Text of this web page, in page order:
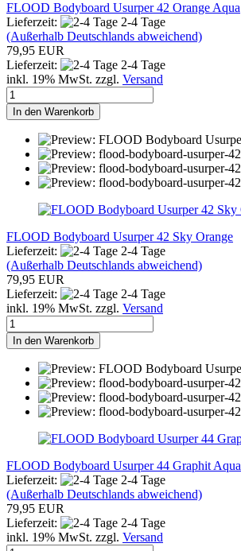
FLOOD Bodyboard Usurper 42 Orange Aqua
Lieferzeit:
2-4 Tage
(Außerhalb Deutschlands abweichend)
79,95 EUR
Lieferzeit:
2-4 Tage
inkl. 19% MwSt. zzgl. Versand
In den Warenkorb
FLOOD Bodyboard Usurper 42 Sky Orange
Lieferzeit:
2-4 Tage
(Außerhalb Deutschlands abweichend)
79,95 EUR
Lieferzeit:
2-4 Tage
inkl. 19% MwSt. zzgl. Versand
In den Warenkorb
FLOOD Bodyboard Usurper 44 Graphit Aqua
Lieferzeit:
2-4 Tage
(Außerhalb Deutschlands abweichend)
79,95 EUR
Lieferzeit:
2-4 Tage
inkl. 19% MwSt. zzgl. Versand